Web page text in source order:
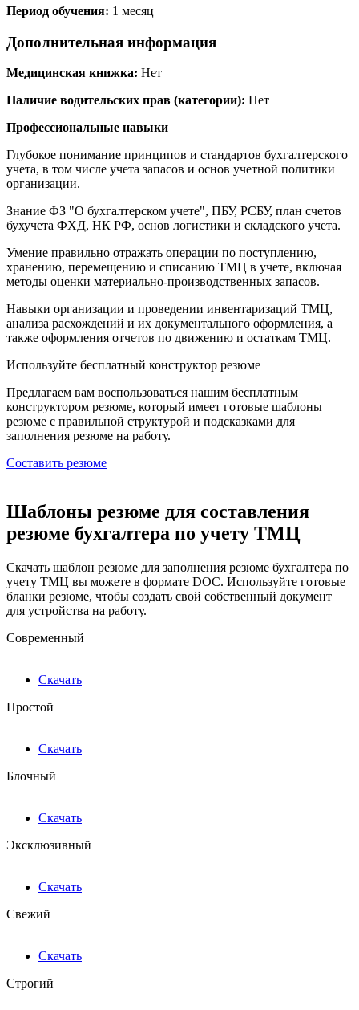
Период обучения: 1 месяц
Дополнительная информация
Медицинская книжка: Нет
Наличие водительских прав (категории): Нет
Профессиональные навыки
Глубокое понимание принципов и стандартов бухгалтерского
учета, в том числе учета запасов и основ учетной политики
организации.
Знание ФЗ "О бухгалтерском учете", ПБУ, РСБУ, план счетов
бухучета ФХД, НК РФ, основ логистики и складского учета.
Умение правильно отражать операции по поступлению,
хранению, перемещению и списанию ТМЦ в учете, включая
методы оценки материально-производственных запасов.
Навыки организации и проведении инвентаризаций ТМЦ,
анализа расхождений и их документального оформления, а
также оформления отчетов по движению и остаткам ТМЦ.
Используйте бесплатный конструктор резюме
Предлагаем вам воспользоваться нашим бесплатным
конструктором резюме, который имеет готовые шаблоны
резюме с правильной структурой и подсказками для
заполнения резюме на работу.
Составить резюме
Шаблоны резюме для составления
резюме бухгалтера по учету ТМЦ
Скачать шаблон резюме для заполнения резюме бухгалтера по
учету ТМЦ вы можете в формате DOC. Используйте готовые
бланки резюме, чтобы создать свой собственный документ
для устройства на работу.
Современный
Скачать
Простой
Скачать
Блочный
Скачать
Эксклюзивный
Скачать
Свежий
Скачать
Строгий